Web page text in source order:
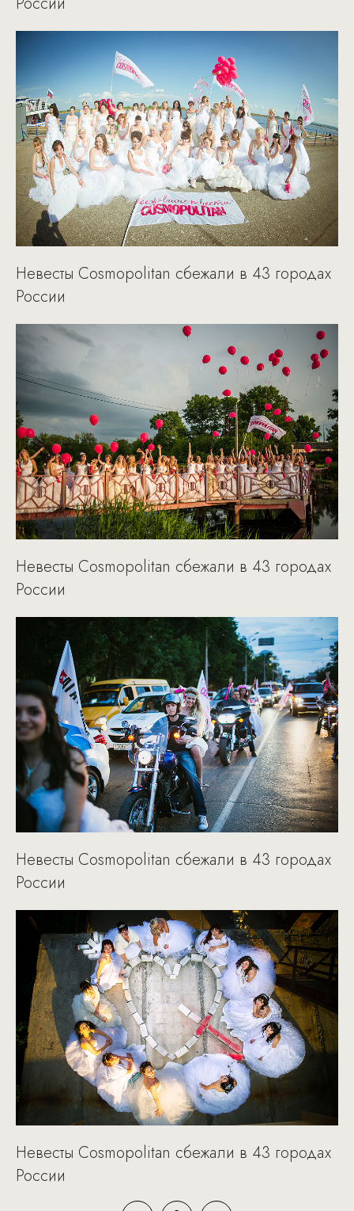
Невесты Cosmopolitan сбежали в 43 городах
России
Невесты Cosmopolitan сбежали в 43 городах
России
Невесты Cosmopolitan сбежали в 43 городах
России
Невесты Cosmopolitan сбежали в 43 городах
России